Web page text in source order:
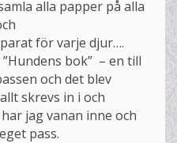
alla papper på alla
för varje djur….
bok” – en till
och det blev
skrevs in i och
jag vanan inne och
pass.